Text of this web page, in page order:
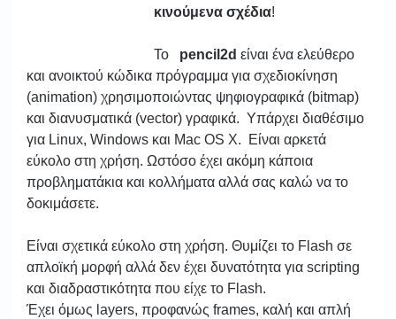
κινούμενα σχέδια!
To pencil2d είναι ένα ελεύθερο
και ανοικτού κώδικα πρόγραμμα για σχεδιοκίνηση
(animation) χρησιμοποιώντας ψηφιογραφικά (bitmap)
και διανυσματικά (vector) γραφικά. Υπάρχει διαθέσιμο
για Linux, Windows και Mac OS X. Είναι αρκετά
εύκολο στη χρήση. Ωστόσο έχει ακόμη κάποια
προβληματάκια και κολλήματα αλλά σας καλώ να το
δοκιμάσετε.
Είναι σχετικά εύκολο στη χρήση. Θυμίζει το Flash σε
απλοϊκή μορφή αλλά δεν έχει δυνατότητα για scripting
και διαδραστικότητα που είχε το Flash.
Έχει όμως layers, προφανώς frames, καλή και απλή